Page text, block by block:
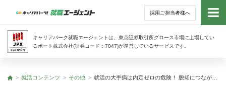
採用ご担当者様へ
キャリアパーク就職エージェントは、東京証券取引所グロース市場に上場してい
るポート株式会社(証券コード：7047)が運営しているサービスです。
トッ
トップ
就活コンテンツ その他